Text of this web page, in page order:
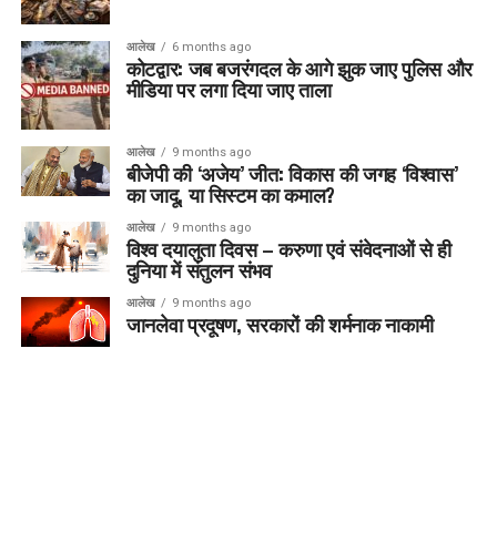
आलेख 6 months ago
कोटद्वार: जब बजरंगदल के आगे झुक जाए पुलिस और
मीडिया पर लगा दिया जाए ताला
आलेख 9 months ago
बीजेपी की ‘अजेय’ जीत: विकास की जगह ‘विश्वास’
का जादू, या सिस्टम का कमाल?
आलेख 9 months ago
विश्व दयालुता दिवस – करुणा एवं संवेदनाओं से ही
दुनिया में संतुलन संभव
आलेख 9 months ago
जानलेवा प्रदूषण, सरकारों की शर्मनाक नाकामी